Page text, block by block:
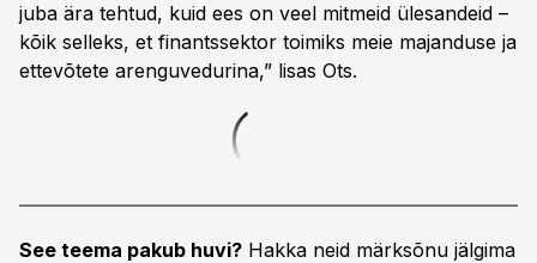
juba ära tehtud, kuid ees on veel mitmeid ülesandeid –
kõik selleks, et finantssektor toimiks meie majanduse ja
ettevõtete arenguvedurina,” lisas Ots.
See teema pakub huvi? Hakka neid märksõnu jälgima